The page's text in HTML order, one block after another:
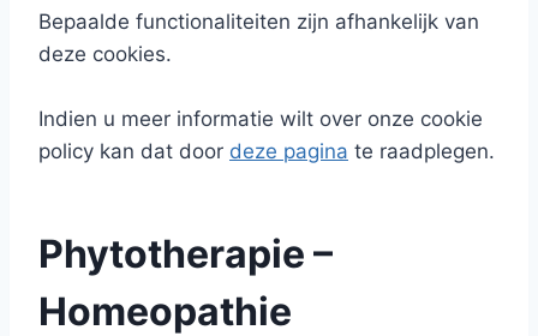
Bepaalde functionaliteiten zijn afhankelijk van
deze cookies.
Indien u meer informatie wilt over onze cookie
policy kan dat door deze pagina te raadplegen.
Phytotherapie –
Homeopathie